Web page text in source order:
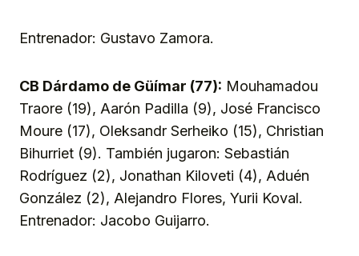
Entrenador: Gustavo Zamora.
CB Dárdamo de Güímar (77): Mouhamadou
Traore (19), Aarón Padilla (9), José Francisco
Moure (17), Oleksandr Serheiko (15), Christian
Bihurriet (9). También jugaron: Sebastián
Rodríguez (2), Jonathan Kiloveti (4), Aduén
González (2), Alejandro Flores, Yurii Koval.
Entrenador: Jacobo Guijarro.